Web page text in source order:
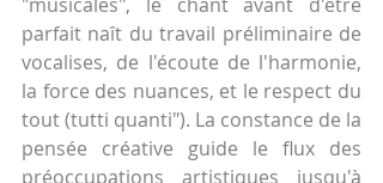
parfait naît du travail préliminaire de
vocalises, de l'écoute de l'harmonie,
la force des nuances, et le respect du
tout (tutti quanti"). La constance de la
pensée créative guide le flux des
préoccupations artistiques jusqu'à